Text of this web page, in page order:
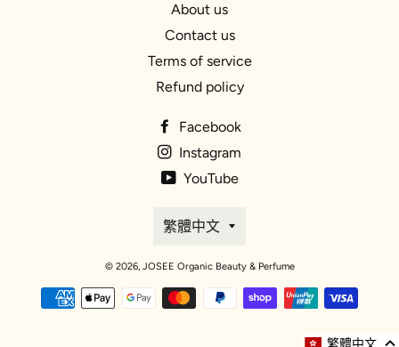
About us
Contact us
Terms of service
Refund policy
Facebook
Instagram
YouTube
語
繁體中文
© 2026, JOSEE Organic Beauty & Perfume
繁體中文